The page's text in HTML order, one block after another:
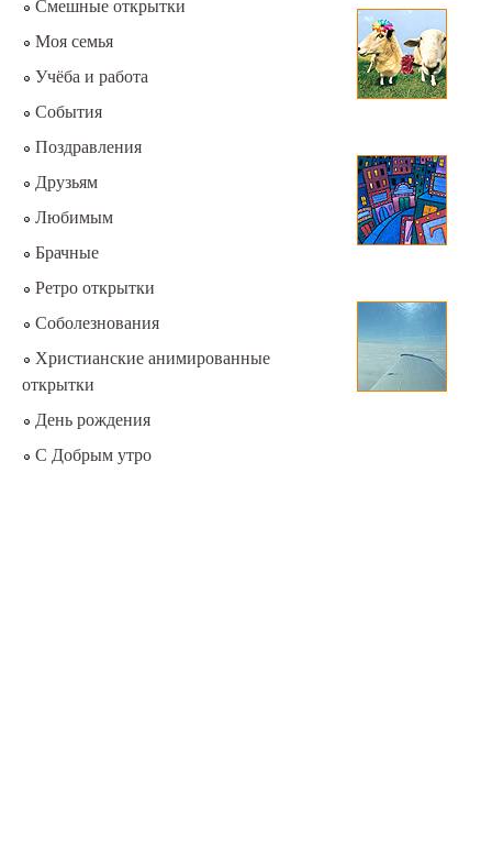
Смешные открытки
Моя семья
Учёба и работа
События
Поздравления
Друзьям
Любимым
Брачные
Ретро открытки
Соболезнования
Христианские анимированные
открытки
День рождения
С Добрым утро